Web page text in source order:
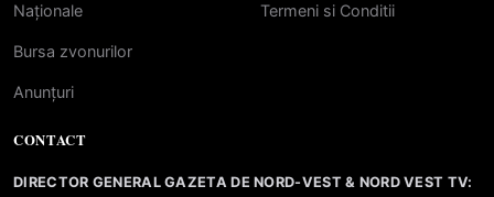
Naționale
Bursa zvonurilor
Anunțuri
Termeni si Conditii
CONTACT
DIRECTOR GENERAL GAZETA DE NORD-VEST & NORD VEST TV: